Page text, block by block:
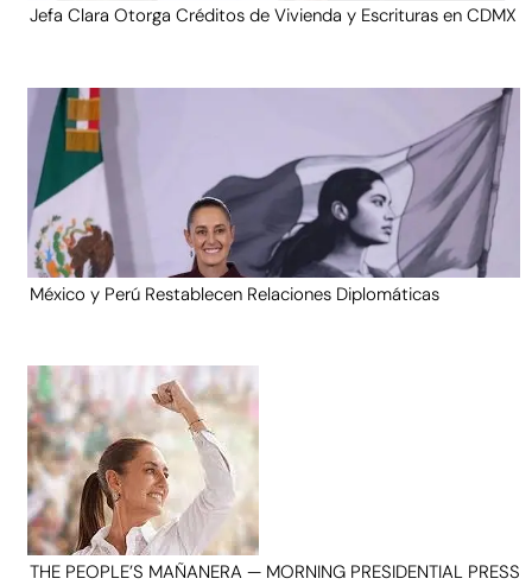
Jefa Clara Otorga Créditos de Vivienda y Escrituras en CDMX
México y Perú Restablecen Relaciones Diplomáticas
THE PEOPLE’S MAÑANERA — MORNING PRESIDENTIAL PRESS